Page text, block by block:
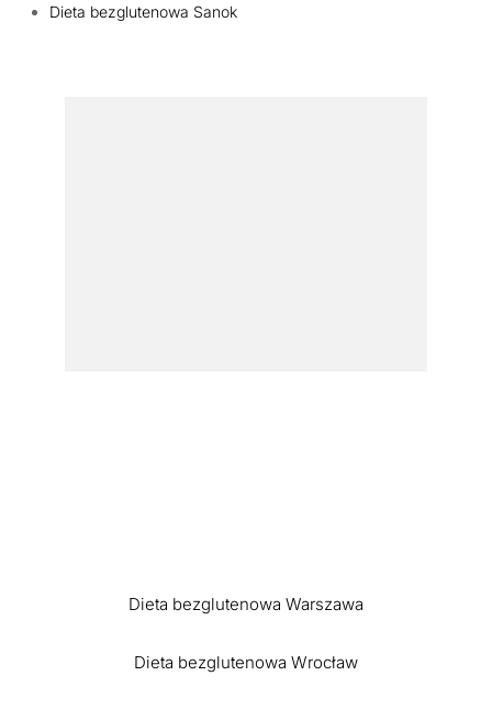
Dieta bezglutenowa Sanok
Dieta bezglutenowa Warszawa
Dieta bezglutenowa Wrocław